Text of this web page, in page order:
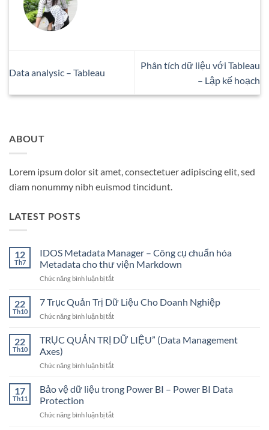
Data analysic – Tableau
Phân tích dữ liệu với Tableau
– Lập kế hoạch
ABOUT
Lorem ipsum dolor sit amet, consectetuer adipiscing elit, sed
diam nonummy nibh euismod tincidunt.
LATEST POSTS
12
Th7
IDOS Metadata Manager – Công cụ chuẩn hóa
Metadata cho thư viện Markdown
Chức năng bình luận bị tắtở
Metadata
Manager
–
cụ
Metadata
thư
22
Th10
7 Trục Quản Trị Dữ Liệu Cho Doanh Nghiệp
Chức năng bình luận bị tắtở
Trục
Dữ
Cho
22
Th10
TRỤC QUẢN TRỊ DỮ LIỆU” (Data Management
Axes)
Chức năng bình luận bị tắtở
QUẢN
TRỊ
LIỆU”
17
Th11
Bảo vệ dữ liệu trong Power BI – Power BI Data
Protection
Chức năng bình luận bị tắtở